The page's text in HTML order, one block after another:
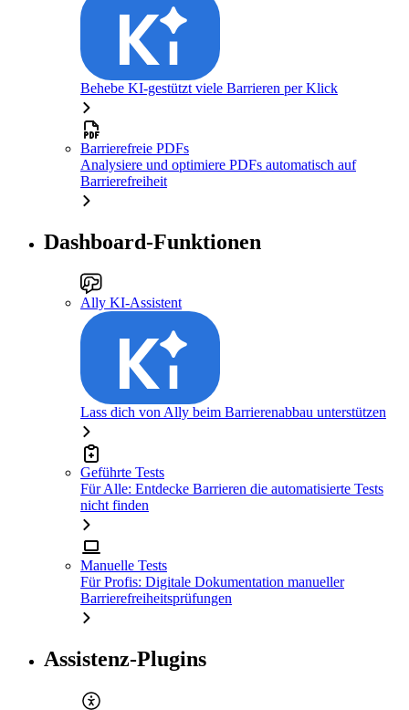
Behebe KI-gestützt viele Barrieren per Klick
Barrierefreie PDFs
Analysiere und optimiere PDFs automatisch auf
Barrierefreiheit
Dashboard-Funktionen
Ally KI-Assistent
Lass dich von Ally beim Barrierenabbau unterstützen
Geführte Tests
Für Alle: Entdecke Barrieren die automatisierte Tests
nicht finden
Manuelle Tests
Für Profis: Digitale Dokumentation manueller
Barrierefreiheitsprüfungen
Assistenz-Plugins